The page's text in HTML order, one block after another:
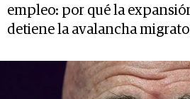
empleo: por qué la
detiene la avalancha